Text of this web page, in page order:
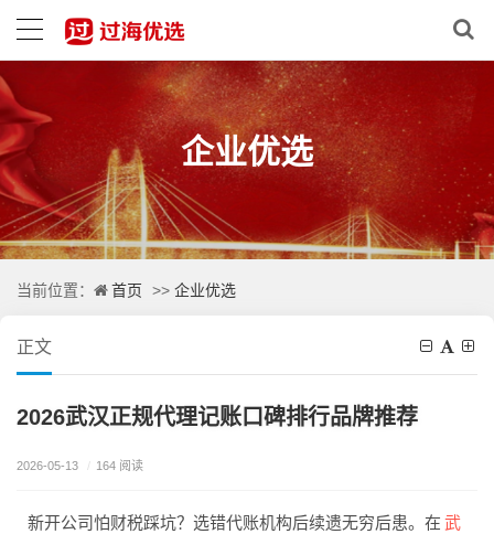
企业优选
当前位置： 首页 >> 企业优选
正文
2026武汉正规代理记账口碑排行品牌推荐
2026-05-13 / 164 阅读
新开公司怕财税踩坑？选错代账机构后续遗无穷后患。在 武